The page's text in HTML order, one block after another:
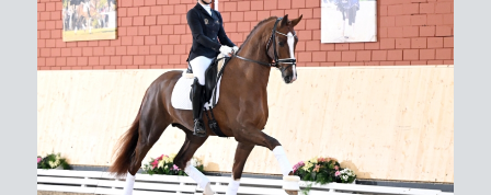
van Asten/NED.
Diaron: spectaculaire springvererver
bij uitstek!
Diaron OLD is goedgekeurd voor DSP,